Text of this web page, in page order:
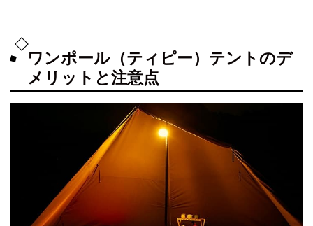
ワンポール（ティピー）テントのデ
メリットと注意点